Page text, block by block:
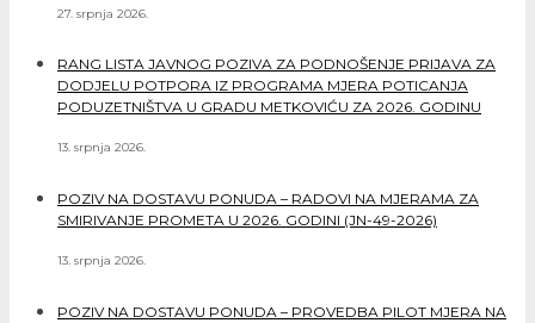
27. srpnja 2026.
RANG LISTA JAVNOG POZIVA ZA PODNOŠENJE PRIJAVA ZA
DODJELU POTPORA IZ PROGRAMA MJERA POTICANJA
PODUZETNIŠTVA U GRADU METKOVIĆU ZA 2026. GODINU
13. srpnja 2026.
POZIV NA DOSTAVU PONUDA – RADOVI NA MJERAMA ZA
SMIRIVANJE PROMETA U 2026. GODINI (JN-49-2026)
13. srpnja 2026.
POZIV NA DOSTAVU PONUDA – PROVEDBA PILOT MJERA NA